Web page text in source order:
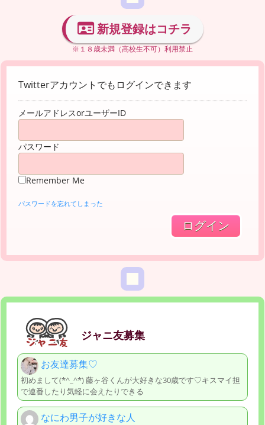
新規登録はコチラ
※１８歳未満（高校生不可）利用禁止
Twitterアカウントでもログインできます
メールアドレスorユーザーID
パスワード
Remember Me
パスワードを忘れてしまった
ジャニ友募集
お友達募集♡
初めまして(*^_^*) 藤ヶ谷くんが大好きな30歳です♡キスマイ担
で連番したり気軽に会えたりできる
なにわ男子が好きな人